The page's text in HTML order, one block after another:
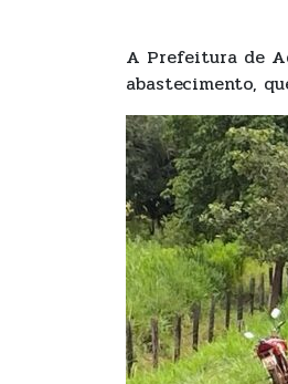
A Prefeitura de
abastecimento,